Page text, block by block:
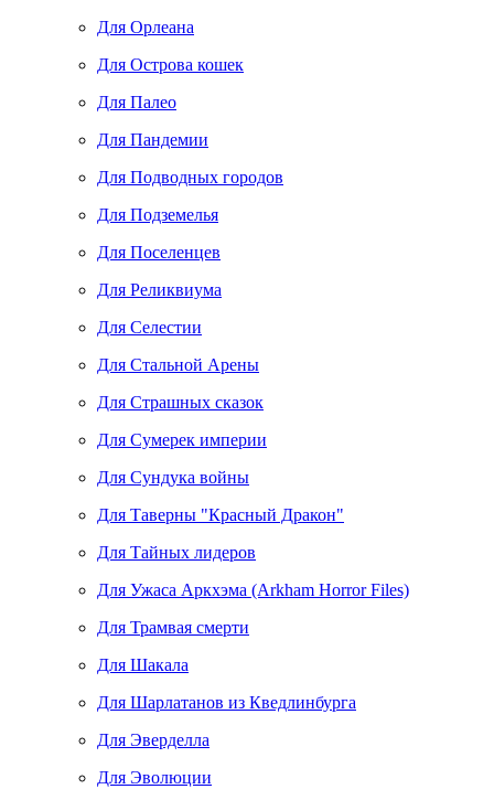
Для Орлеана
Для Острова кошек
Для Палео
Для Пандемии
Для Подводных городов
Для Подземелья
Для Поселенцев
Для Реликвиума
Для Селестии
Для Стальной Арены
Для Страшных сказок
Для Сумерек империи
Для Сундука войны
Для Таверны "Красный Дракон"
Для Тайных лидеров
Для Ужаса Аркхэма (Arkham Horror Files)
Для Трамвая смерти
Для Шакала
Для Шарлатанов из Кведлинбурга
Для Эверделла
Для Эволюции